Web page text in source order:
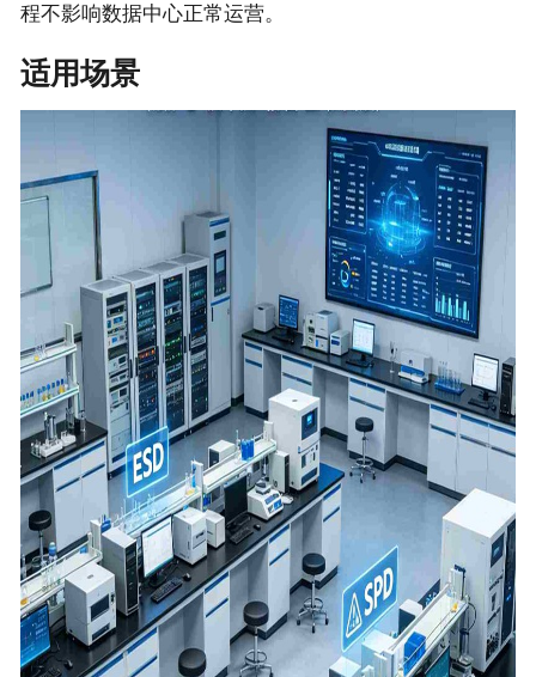
程不影响数据中心正常运营。
适用场景